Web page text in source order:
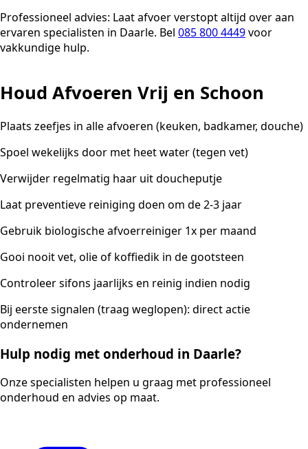
Professioneel advies: Laat afvoer verstopt altijd over aan
ervaren specialisten in Daarle. Bel 085 800 4449voor
vakkundige hulp.
Houd Afvoeren Vrij en Schoon
Plaats zeefjes in alle afvoeren (keuken, badkamer, douche)
Spoel wekelijks door met heet water (tegen vet)
Verwijder regelmatig haar uit doucheputje
Laat preventieve reiniging doen om de 2-3 jaar
Gebruik biologische afvoerreiniger 1x per maand
Gooi nooit vet, olie of koffiedik in de gootsteen
Controleer sifons jaarlijks en reinig indien nodig
Bij eerste signalen (traag weglopen): direct actie
ondernemen
Hulp nodig met onderhoud in Daarle?
Onze specialisten helpen u graag met professioneel
onderhoud en advies op maat.